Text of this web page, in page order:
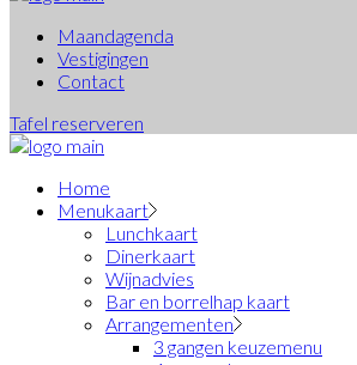
Maandagenda
Vestigingen
Contact
Tafel reserveren
Home
Menukaart
Lunchkaart
Dinerkaart
Wijnadvies
Bar en borrelhap kaart
Arrangementen
3 gangen keuzemenu